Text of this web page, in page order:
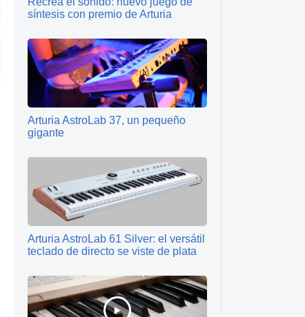
síntesis con premio de Arturia
Arturia AstroLab 37, un pequeño
gigante
Arturia AstroLab 61 Silver: el versátil
teclado de directo se viste de plata